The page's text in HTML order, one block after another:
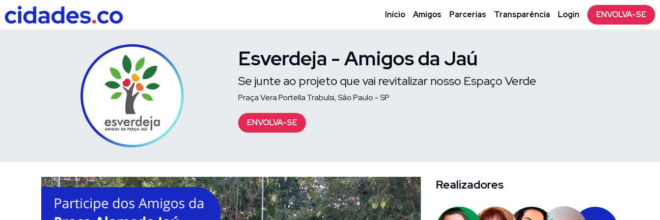
Início Amigos Parcerias Transparência Login ENVOLVA-SE
Esverdeja - Amigos da Jaú
Se junte ao projeto que vai revitalizar nosso Espaço Verde
Praça Vera Portella Trabulsi, São Paulo - SP
ENVOLVA-SE
Realizadores